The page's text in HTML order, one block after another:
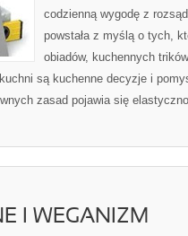
codzienną wygodę z
powstała z myślą o tych,
obiadów, kuchennych
są kuchenne decyzje i
zasad pojawia się
I WEGANIZM